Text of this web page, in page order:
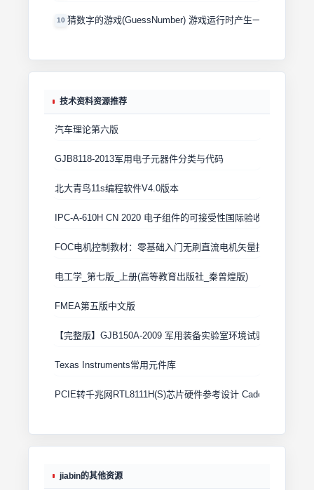
10 猜数字的游戏(GuessNumber) 游戏运行时产生一个0－1000
技术资料资源推荐
汽车理论第六版
GJB8118-2013军用电子元器件分类与代码
北大青鸟11s编程软件V4.0版本
IPC-A-610H CN 2020 电子组件的可接受性国际验收标准
FOC电机控制教材：零基础入门无刷直流电机矢量控制技术 上
电工学_第七版_上册(高等教育出版社_秦曾煌版)
FMEA第五版中文版
【完整版】GJB150A-2009 军用装备实验室环境试验方法
Texas Instruments常用元件库
PCIE转千兆网RTL8111H(S)芯片硬件参考设计 Cadence原理图
jiabin的其他资源